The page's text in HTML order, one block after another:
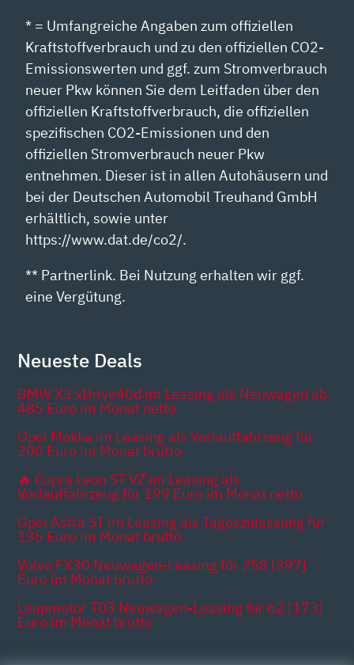
* = Umfangreiche Angaben zum offiziellen
Kraftstoffverbrauch und zu den offiziellen CO2-
Emissionswerten und ggf. zum Stromverbrauch
neuer Pkw können Sie dem Leitfaden über den
offiziellen Kraftstoffverbrauch, die offiziellen
spezifischen CO2-Emissionen und den
offiziellen Stromverbrauch neuer Pkw
entnehmen. Dieser ist in allen Autohäusern und
bei der Deutschen Automobil Treuhand GmbH
erhältlich, sowie unter
https://www.dat.de/co2/.
** Partnerlink. Bei Nutzung erhalten wir ggf.
eine Vergütung.
Neueste Deals
BMW X3 xDrive40d im Leasing als Neuwagen ab
485 Euro im Monat netto
Opel Mokka im Leasing als Vorlauffahrzeug für
200 Euro im Monat brutto
🔥 Cupra Leon ST VZ im Leasing als
Vorlauffahrzeug für 199 Euro im Monat netto
Opel Astra ST im Leasing als Tageszulassung für
135 Euro im Monat brutto
Volvo EX30 Neuwagen-Leasing für 258 [397]
Euro im Monat brutto
Leapmotor T03 Neuwagen-Leasing für 62 [173]
Euro im Monat brutto